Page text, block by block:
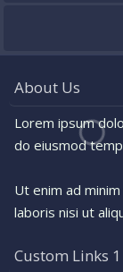
About Us
Lorem ipsum
do eiusmod
Ut enim ad
laboris nisi ut
Custom Links 1